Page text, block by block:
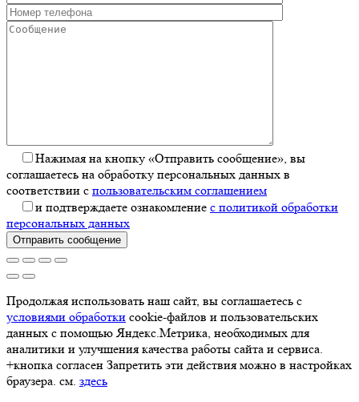
Нажимая на кнопку «Отправить сообщение», вы
соглашаетесь на обработку персональных данных в
соответствии с пользовательским соглашением
и подтверждаете ознакомление с политикой обработки
персональных данных
Отправить сообщение
Продолжая использовать наш сайт, вы соглашаетесь с
условиями обработки cookie-файлов и пользовательских
данных с помощью Яндекс.Метрика, необходимых для
аналитики и улучшения качества работы сайта и сервиса.
+кнопка согласен Запретить эти действия можно в настройках
браузера. см. здесь